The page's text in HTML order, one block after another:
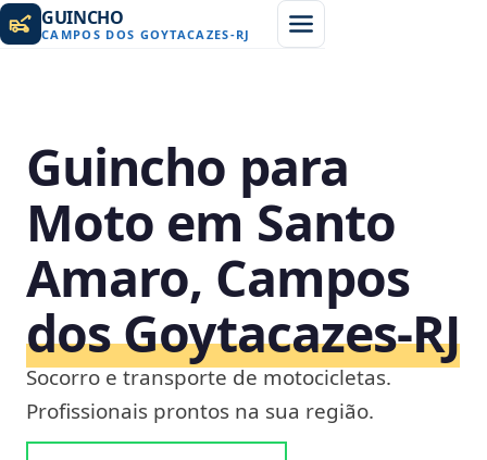
GUINCHO
CAMPOS DOS GOYTACAZES-RJ
Guincho para
Moto em Santo
Amaro, Campos
dos Goytacazes‑RJ
Socorro e transporte de motocicletas.
Profissionais prontos na sua região.